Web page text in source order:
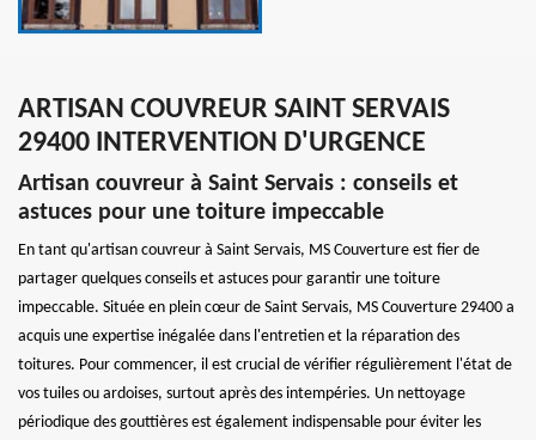
ARTISAN COUVREUR SAINT SERVAIS
29400 INTERVENTION D'URGENCE
Artisan couvreur à Saint Servais : conseils et
astuces pour une toiture impeccable
En tant qu'artisan couvreur à Saint Servais, MS Couverture est fier de
partager quelques conseils et astuces pour garantir une toiture
impeccable. Située en plein cœur de Saint Servais, MS Couverture 29400 a
acquis une expertise inégalée dans l'entretien et la réparation des
toitures. Pour commencer, il est crucial de vérifier régulièrement l'état de
vos tuiles ou ardoises, surtout après des intempéries. Un nettoyage
périodique des gouttières est également indispensable pour éviter les